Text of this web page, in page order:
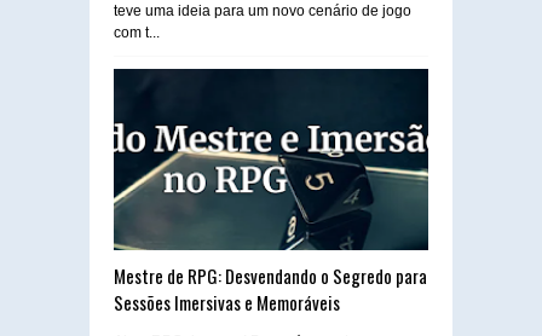
teve uma ideia para um novo cenário de jogo
com t...
Mestre de RPG: Desvendando o Segredo para
Sessões Imersivas e Memoráveis